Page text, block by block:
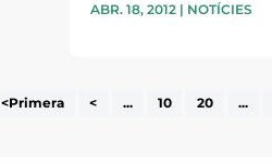
ABR. 18, 2012| NOTÍCIES
<Primera < ... 10 20 ...